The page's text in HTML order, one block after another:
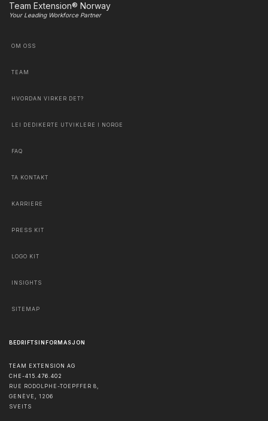
Team Extension® Norway
Your Leading Workforce Partner
OM OSS
TEAM
HVORDAN VIRKER DET?
LEI DEDIKERTE UTVIKLERE I NORGE
FAQ
TA KONTAKT
KARRIERE
PRESS KIT
LOGO KIT
INSIGHTS
SITEMAP
BEDRIFTSINFORMASJON
TEAM EXTENSION AG
CHE-415.476.402
RUE RODOLPHE-TOEPFFER 8,
GENÈVE , 1206
SVEITS